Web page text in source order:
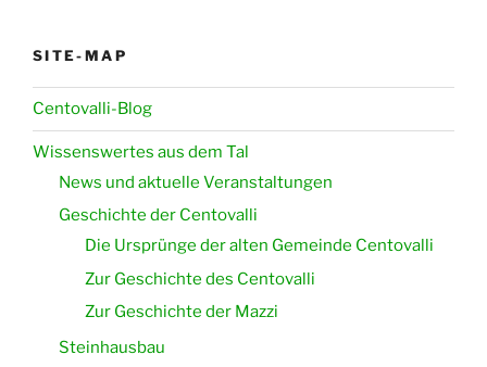
SITE-MAP
Centovalli-Blog
Wissenswertes aus dem Tal
News und aktuelle Veranstaltungen
Geschichte der Centovalli
Die Ursprünge der alten Gemeinde Centovalli
Zur Geschichte des Centovalli
Zur Geschichte der Mazzi
Steinhausbau